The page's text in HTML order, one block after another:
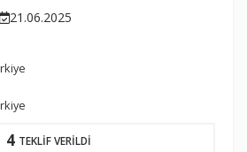
21.06.2025
4 TEKLİF VERİLDİ